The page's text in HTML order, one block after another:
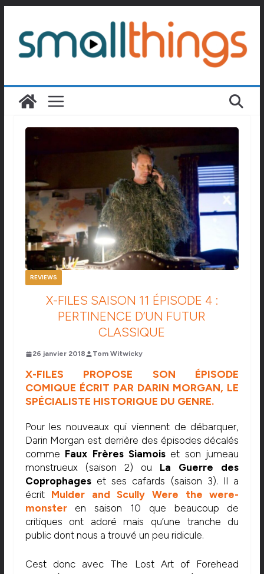
contenu
REVIEWS
X-FILES SAISON 11 ÉPISODE 4 :
PERTINENCE D’UN FUTUR
CLASSIQUE
26 janvier 2018 Tom Witwicky
X-FILES PROPOSE SON ÉPISODE
COMIQUE ÉCRIT PAR DARIN MORGAN, LE
SPÉCIALISTE HISTORIQUE DU GENRE.
Pour les nouveaux qui viennent de débarquer,
Darin Morgan est derrière des épisodes décalés
comme Faux Frères Siamois et son jumeau
monstrueux (saison 2) ou La Guerre des
Coprophageset ses cafards (saison 3). Il a
écrit Mulder and Scully Were the were-
monsteren saison 10 que beaucoup de
critiques ont adoré mais qu’une tranche du
public dont nous a trouvé un peu ridicule.
Cest donc avec The Lost Art of Forehead